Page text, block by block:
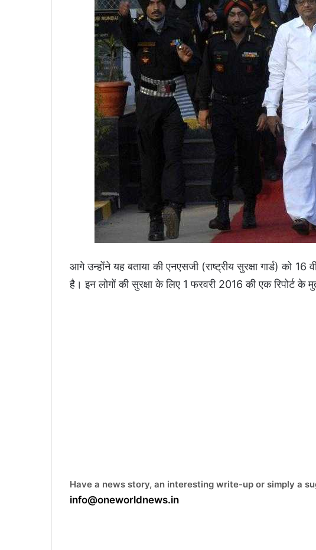
आगे उन्होंने यह बताया की एनएसजी (राष्ट्रीय सुरक्षा गार्ड) को 16
है। इन लोगों की सुरक्षा के लिए 1 फरवरी 2016 की एक रिपोर्ट के
Have a news story, an interesting write-up or simply a
info@oneworldnews.in